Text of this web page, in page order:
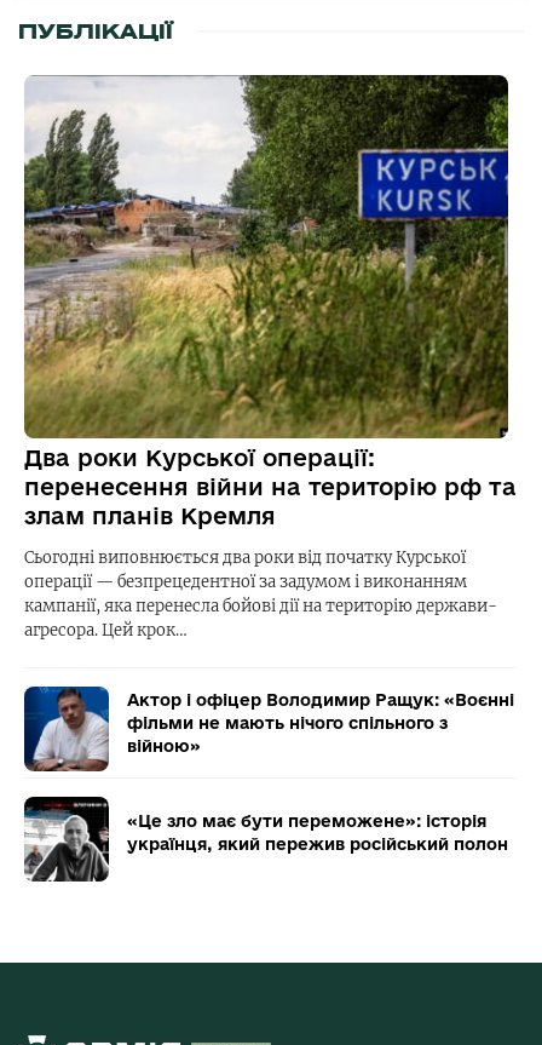
ПУБЛІКАЦІЇ
Два роки Курської операції:
перенесення війни на територію рф та
злам планів Кремля
Сьогодні виповнюється два роки від початку Курської
операції — безпрецедентної за задумом і виконанням
кампанії, яка перенесла бойові дії на територію держави-
агресора. Цей крок…
Актор і офіцер Володимир Ращук: «Воєнні
фільми не мають нічого спільного з
війною»
«Це зло має бути переможене»: історія
українця, який пережив російський полон